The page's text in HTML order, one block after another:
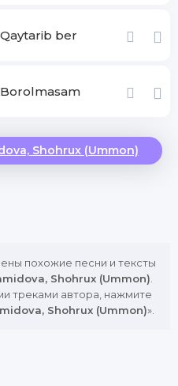
ber
Shohrux (Ummon)
похожие песни и тексты
Shohrux (Ummon)
треками автора, нажмите
Shohrux (Ummon)».